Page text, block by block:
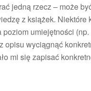
jedną rzecz – może
z książek. Niektóre
umiejętności (np.
opisu wyciągnąć
mi się zapisać